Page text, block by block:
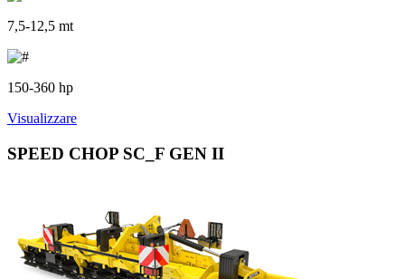
7,5-12,5 mt
150-360 hp
Visualizzare
SPEED CHOP SC_F GEN II